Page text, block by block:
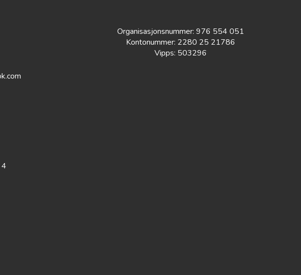
Organisasjonsnummer: 976 554 051
Kontonummer: 2280 25 21786
Vipps: 503296